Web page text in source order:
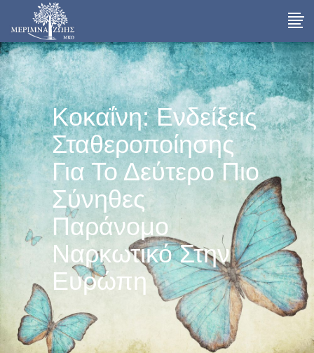
Κοκαΐνη: Ενδείξεις
Σταθεροποίησης
Για Το Δεύτερο Πιο
Σύνηθες
Παράνομο
Ναρκωτικό Στην
Ευρώπη